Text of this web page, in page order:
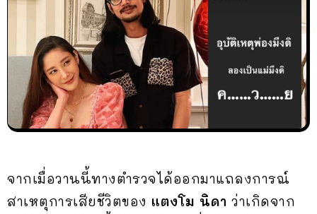
จากเมื่อวานนี้ทางตำรวจได้ออกมาแถลงการณ์
สาเหตุการเสียชีวิตของ แตงโม นิดา ว่าเกิดจาก